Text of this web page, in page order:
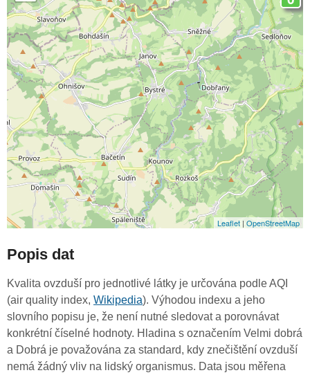
Leaflet | OpenStreetMap
Popis dat
Kvalita ovzduší pro jednotlivé látky je určována podle AQI
(air quality index, Wikipedia). Výhodou indexu a jeho
slovního popisu je, že není nutné sledovat a porovnávat
konkrétní číselné hodnoty. Hladina s označením Velmi dobrá
a Dobrá je považována za standard, kdy znečištění ovzduší
nemá žádný vliv na lidský organismus. Data jsou měřena